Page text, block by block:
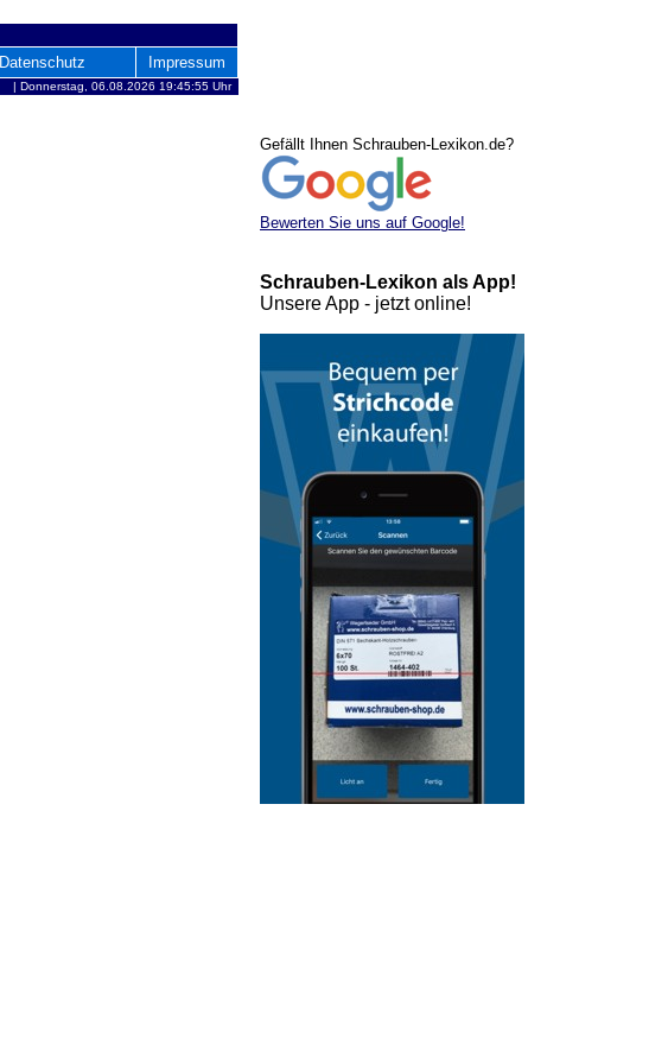
Datenschutz Impressum
| Donnerstag, 06.08.2026 19:45:55 Uhr
Gefällt Ihnen Schrauben-Lexikon.de?
Bewerten Sie uns auf Google!
Schrauben-Lexikon als App!
Unsere App - jetzt online!